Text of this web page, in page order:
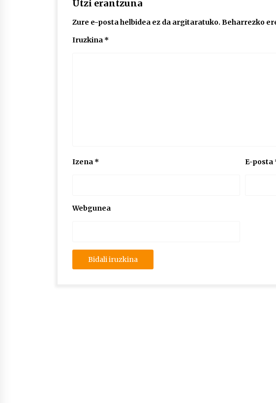
Utzi erantzuna
Zure e-posta helbidea ez da argitaratuko. Beharrezko
Iruzkina *
Izena * E-posta
Webgunea